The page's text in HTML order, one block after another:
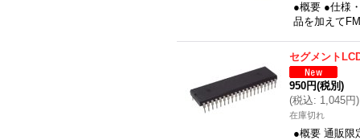
●概要 ●仕様
品を加えて
セグメント
950円(税別)
(税込: 1,045円)
在庫切れ
●概要 通販限